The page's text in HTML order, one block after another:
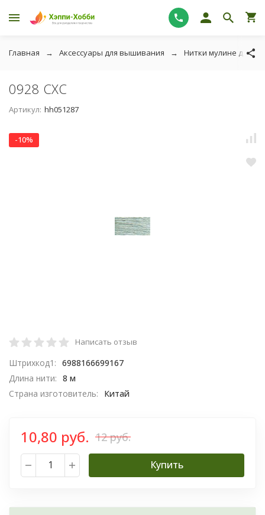
Главная Аксессуары для вышивания Нитки мулине для
0928 СХС
Артикул: hh051287
-10%
Написать отзыв
Штрихкод1: 6988166699167
Длина нити: 8 м
Страна изготовитель:
Китай
10,80 руб. 12 руб.
Купить